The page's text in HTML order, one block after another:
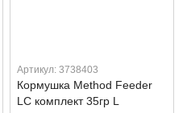
Артикул: 3738403
Кормушка Method Feeder
LC комплект 35гр L